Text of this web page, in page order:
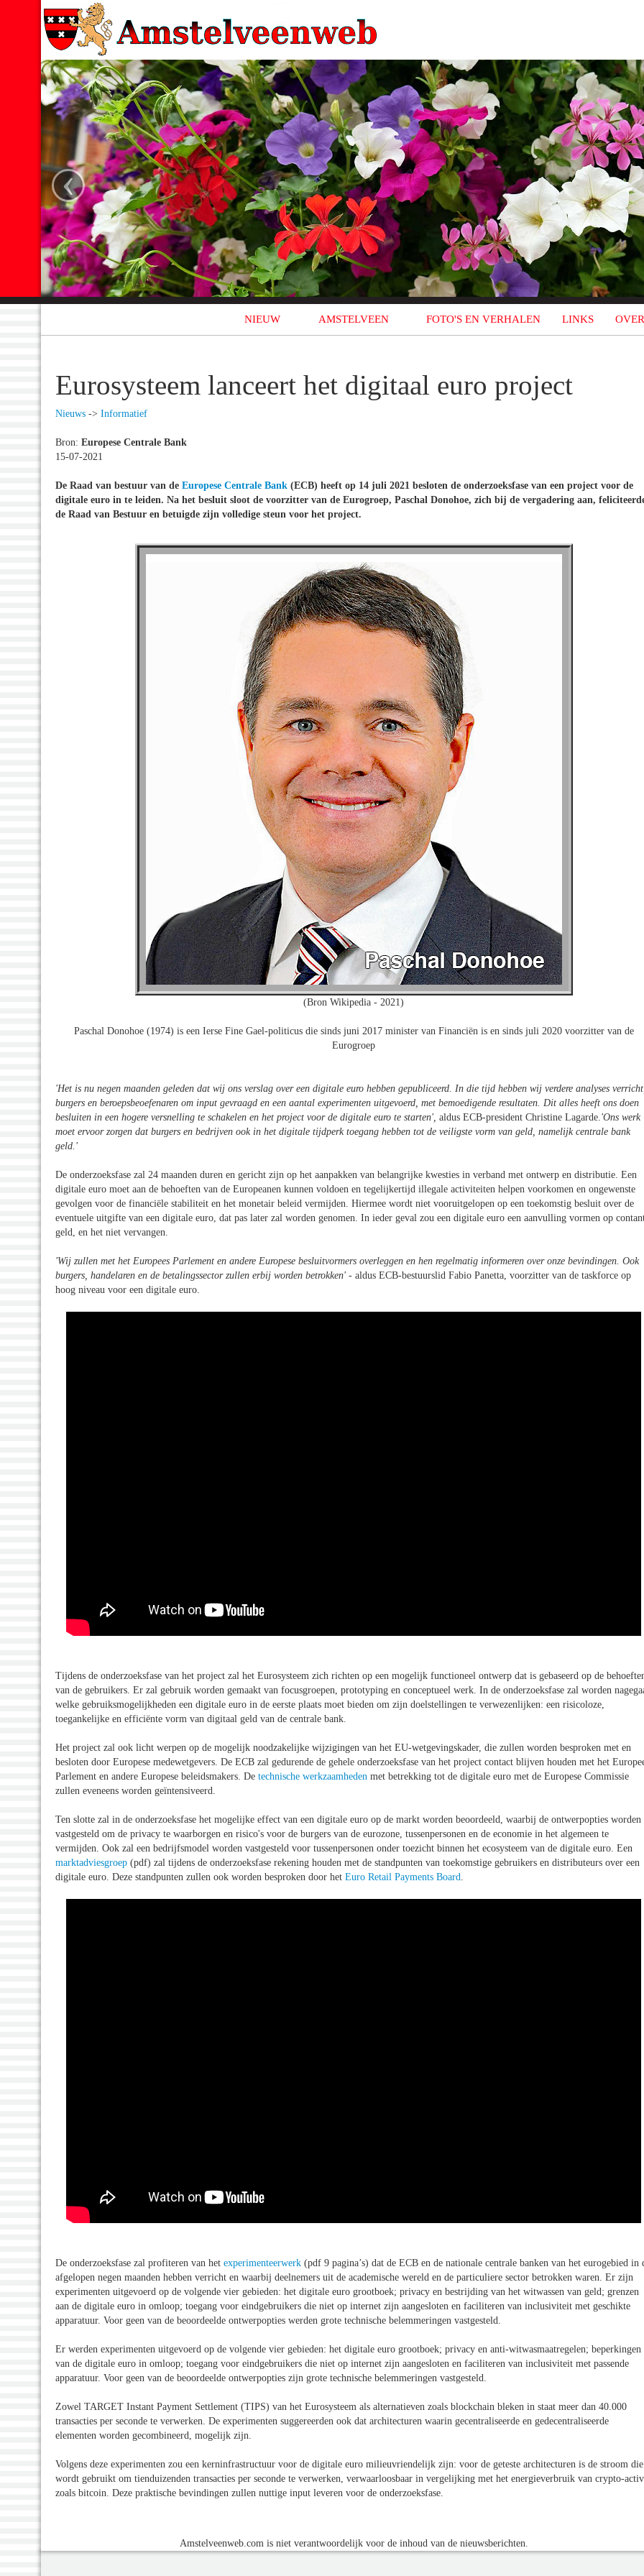
‹
NIEUW AMSTELVEEN FOTO'S EN VERHALEN LINKS
Eurosysteem lanceert het digitaal euro project
Nieuws -> Informatief
Bron: Europese Centrale Bank
15-07-2021
De Raad van bestuur van de Europese Centrale Bank (ECB) heeft op 14 juli 2021 besloten de onderzoeksfase van een project voor de
digitale euro in te leiden. Na het besluit sloot de voorzitter van de Eurogroep, Paschal Donohoe, zich bij de vergadering aan,
de Raad van Bestuur en betuigde zijn volledige steun voor het project.
(Bron Wikipedia - 2021)
Paschal Donohoe (1974) is een Ierse Fine Gael-politicus die sinds juni 2017 minister van Financiën is en sinds juli 2020 voorzitter van de
Eurogroep
'Het is nu negen maanden geleden dat wij ons verslag over een digitale euro hebben gepubliceerd. In die tijd hebben wij verdere analyses
burgers en beroepsbeoefenaren om input gevraagd en een aantal experimenten uitgevoerd, met bemoedigende resultaten. Dit alles heeft ons doen
besluiten in een hogere versnelling te schakelen en het project voor de digitale euro te starten', aldus ECB-president Christine Lagarde. 'Ons werk
moet ervoor zorgen dat burgers en bedrijven ook in het digitale tijdperk toegang hebben tot de veiligste vorm van geld, namelijk centrale bank
geld. '
De onderzoeksfase zal 24 maanden duren en gericht zijn op het aanpakken van belangrijke kwesties in verband met ontwerp en distributie. Een
digitale euro moet aan de behoeften van de Europeanen kunnen voldoen en tegelijkertijd illegale activiteiten helpen voorkomen en ongewenste
gevolgen voor de financiële stabiliteit en het monetair beleid vermijden. Hiermee wordt niet vooruitgelopen op een toekomstig besluit over de
eventuele uitgifte van een digitale euro, dat pas later zal worden genomen. In ieder geval zou een digitale euro een aanvulling vormen op
geld, en het niet vervangen.
'Wij zullen met het Europees Parlement en andere Europese besluitvormers overleggen en hen regelmatig informeren over onze bevindingen. Ook
burgers, handelaren en de betalingssector zullen erbij worden betrokken' - aldus ECB-bestuurslid Fabio Panetta, voorzitter van de taskforce op
hoog niveau voor een digitale euro.
Tijdens de onderzoeksfase van het project zal het Eurosysteem zich richten op een mogelijk functioneel ontwerp dat is gebaseerd op de
van de gebruikers. Er zal gebruik worden gemaakt van focusgroepen, prototyping en conceptueel werk. In de onderzoeksfase zal worden
welke gebruiksmogelijkheden een digitale euro in de eerste plaats moet bieden om zijn doelstellingen te verwezenlijken: een risicoloze,
toegankelijke en efficiënte vorm van digitaal geld van de centrale bank.
Het project zal ook licht werpen op de mogelijk noodzakelijke wijzigingen van het EU-wetgevingskader, die zullen worden besproken met en
besloten door Europese medewetgevers. De ECB zal gedurende de gehele onderzoeksfase van het project contact blijven houden met het
Parlement en andere Europese beleidsmakers. De technische werkzaamheden met betrekking tot de digitale euro met de Europese Commissie
zullen eveneens worden geïntensiveerd.
Ten slotte zal in de onderzoeksfase het mogelijke effect van een digitale euro op de markt worden beoordeeld, waarbij de ontwerpopties worden
vastgesteld om de privacy te waarborgen en risico's voor de burgers van de eurozone, tussenpersonen en de economie in het algemeen te
vermijden. Ook zal een bedrijfsmodel worden vastgesteld voor tussenpersonen onder toezicht binnen het ecosysteem van de digitale euro. Een
marktadviesgroep (pdf) zal tijdens de onderzoeksfase rekening houden met de standpunten van toekomstige gebruikers en distributeurs over een
digitale euro. Deze standpunten zullen ook worden besproken door het Euro Retail Payments Board
De onderzoeksfase zal profiteren van het experimenteerwerk (pdf 9 pagina’s) dat de ECB en de nationale centrale banken van het eurogebied in
afgelopen negen maanden hebben verricht en waarbij deelnemers uit de academische wereld en de particuliere sector betrokken waren. Er zijn
experimenten uitgevoerd op de volgende vier gebieden: het digitale euro grootboek; privacy en bestrijding van het witwassen van geld; grenzen
aan de digitale euro in omloop; toegang voor eindgebruikers die niet op internet zijn aangesloten en faciliteren van inclusiviteit met geschikte
apparatuur. Voor geen van de beoordeelde ontwerpopties werden grote technische belemmeringen vastgesteld.
Er werden experimenten uitgevoerd op de volgende vier gebieden: het digitale euro grootboek; privacy en anti-witwasmaatregelen; beperkingen
van de digitale euro in omloop; toegang voor eindgebruikers die niet op internet zijn aangesloten en faciliteren van inclusiviteit met passende
apparatuur. Voor geen van de beoordeelde ontwerpopties zijn grote technische belemmeringen vastgesteld.
Zowel TARGET Instant Payment Settlement (TIPS) van het Eurosysteem als alternatieven zoals blockchain bleken in staat meer dan 40.000
transacties per seconde te verwerken. De experimenten suggereerden ook dat architecturen waarin gecentraliseerde en gedecentraliseerde
elementen worden gecombineerd, mogelijk zijn.
Volgens deze experimenten zou een kerninfrastructuur voor de digitale euro milieuvriendelijk zijn: voor de geteste architecturen is de stroom die
wordt gebruikt om tienduizenden transacties per seconde te verwerken, verwaarloosbaar in vergelijking met het energieverbruik van crypto-
zoals bitcoin. Deze praktische bevindingen zullen nuttige input leveren voor de onderzoeksfase.
Amstelveenweb.com is niet verantwoordelijk voor de inhoud van de nieuwsberichten.